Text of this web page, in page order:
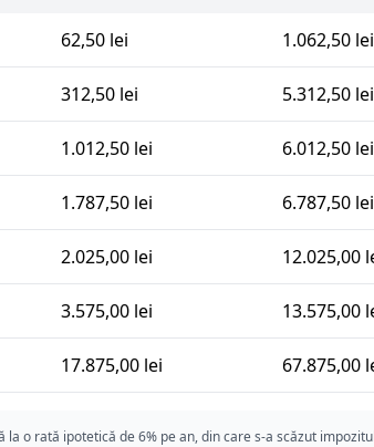
62,50 lei 1.062,50 lei
312,50 lei 5.312,50 lei
1.012,50 lei 6.012,50 lei
1.787,50 lei 6.787,50 lei
2.025,00 lei 12.025,00
3.575,00 lei 13.575,00
17.875,00 lei 67.875,00
o rată ipotetică de 6% pe an, din care s-a scăzut